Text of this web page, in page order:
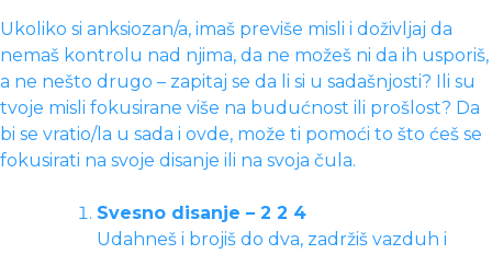
Ukoliko si anksiozan/a, imaš previše misli i doživljaj da
nemaš kontrolu nad njima, da ne možeš ni da ih usporiš,
a ne nešto drugo – zapitaj se da li si u sadašnjosti? Ili su
tvoje misli fokusirane više na budućnost ili prošlost? Da
bi se vratio/la u sada i ovde, može ti pomoći to što ćeš se
fokusirati na svoje disanje ili na svoja čula.
Svesno disanje – 2 2 4
Udahneš i brojiš do dva, zadržiš vazduh i